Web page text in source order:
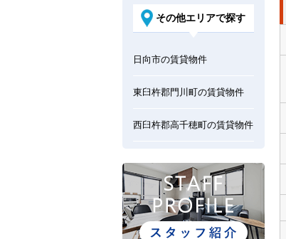
その他エリアで探す
日向市の賃貸物件
東臼杵郡門川町の賃貸物件
西臼杵郡高千穂町の賃貸物件